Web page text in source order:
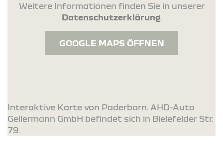
Weitere Informationen finden Sie in unserer
Datenschutzerklärung.
GOOGLE MAPS ÖFFNEN
Interaktive Karte von Paderborn. AHD-Auto
Gellermann GmbH befindet sich in Bielefelder Str.
79.